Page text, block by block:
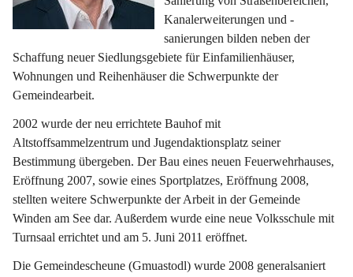
Kanalerweiterungen und -
sanierungen bilden neben der
Schaffung neuer Siedlungsgebiete für Einfamilienhäuser,
Wohnungen und Reihenhäuser die Schwerpunkte der
Gemeindearbeit.
2002 wurde der neu errichtete Bauhof mit
Altstoffsammelzentrum und Jugendaktionsplatz seiner
Bestimmung übergeben. Der Bau eines neuen Feuerwehrhauses,
Eröffnung 2007, sowie eines Sportplatzes, Eröffnung 2008,
stellten weitere Schwerpunkte der Arbeit in der Gemeinde
Winden am See dar. Außerdem wurde eine neue Volksschule mit
Turnsaal errichtet und am 5. Juni 2011 eröffnet.
Die Gemeindescheune (Gmuastodl) wurde 2008 generalsaniert